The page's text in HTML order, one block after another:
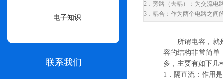
电子知识
联系我们
2．旁路（去耦）：为交流电
3．耦合：作为两个电路之间
所谓电容，就
容的结构非常简单
多，主要有如下几
1．隔直流：作用